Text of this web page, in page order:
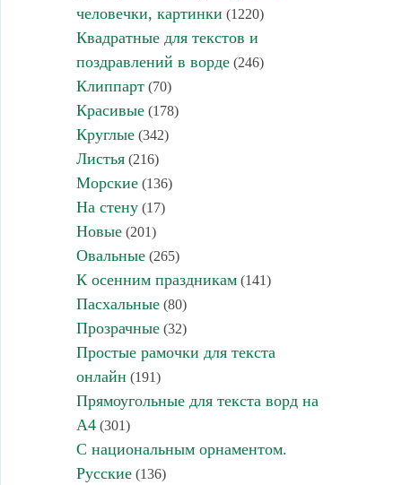
человечки, картинки (1220)
Квадратные для текстов и
поздравлений в ворде(246)
Клиппарт(70)
Красивые(178)
Круглые(342)
Листья(216)
Морские(136)
На стену(17)
Новые(201)
Овальные(265)
К осенним праздникам(141)
Пасхальные(80)
Прозрачные(32)
Простые рамочки для текста
онлайн (191)
Прямоугольные для текста ворд на
А4(301)
С национальным орнаментом.
Русские(136)